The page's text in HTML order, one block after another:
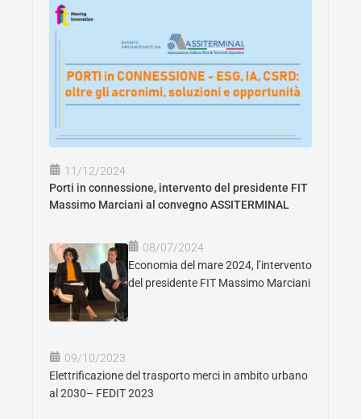
11/12/2024
Porti in connessione, intervento del presidente FIT
Massimo Marciani al convegno ASSITERMINAL
08/07/2024
Economia del mare 2024, l’intervento
del presidente FIT Massimo Marciani
09/10/2023
Elettrificazione del trasporto merci in ambito urbano
al 2030– FEDIT 2023